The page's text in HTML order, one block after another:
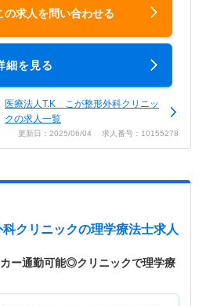
の求人を問い合わせる
細を見る
医療法人T.K こが整形外科クリニッ
クの求人一覧
更新日：2025/06/04 求人番号：10155278
クリニックの理学療法士求人
カー通勤可能◎クリニックで理学療